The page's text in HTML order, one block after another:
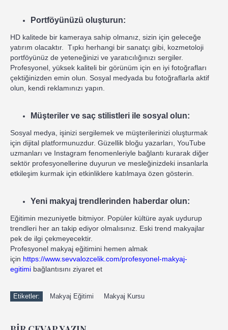
Portföyünüzü oluşturun:
HD kalitede bir kameraya sahip olmanız, sizin için geleceğe
yatırım olacaktır. Tıpkı herhangi bir sanatçı gibi, kozmetoloji
portföyünüz de yeteneğinizi ve yaratıcılığınızı sergiler.
Profesyonel, yüksek kaliteli bir görünüm için en iyi fotoğrafları
çektiğinizden emin olun. Sosyal medyada bu fotoğraflarla aktif
olun, kendi reklamınızı yapın.
Müşteriler ve saç stilistleri ile sosyal olun:
Sosyal medya, işinizi sergilemek ve müşterilerinizi oluşturmak
için dijital platformunuzdur. Güzellik bloğu yazarları, YouTube
uzmanları ve Instagram fenomenleriyle bağlantı kurarak diğer
sektör profesyonellerine duyurun ve mesleğinizdeki insanlarla
etkileşim kurmak için etkinliklere katılmaya özen gösterin.
Yeni makyaj trendlerinden haberdar olun:
Eğitimin mezuniyetle bitmiyor. Popüler kültüre ayak uydurup
trendleri her an takip ediyor olmalısınız. Eski trend makyajlar
pek de ilgi çekmeyecektir.
Profesyonel makyaj eğitimini hemen almak
için https://www.sevvalozcelik.com/profesyonel-makyaj-
egitimi bağlantısını ziyaret et
Etiketler: Makyaj Eğitimi Makyaj Kursu